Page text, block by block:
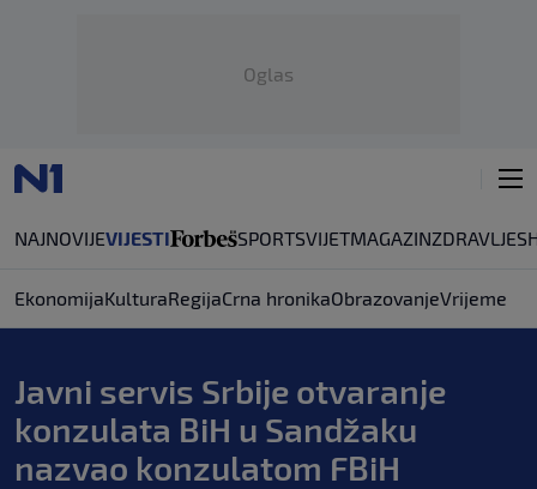
Oglas
NAJNOVIJEVIJESTI SPORTSVIJETMAGAZINZDRAVLJE
EkonomijaKulturaRegijaCrna hronikaObrazovanjeVrijeme
Javni servis Srbije otvaranje
konzulata BiH u Sandžaku
nazvao konzulatom FBiH